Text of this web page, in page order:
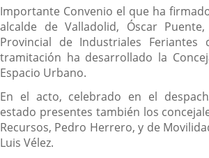
Descripción
Importante Convenio el que ha
alcalde de Valladolid, Óscar
Provincial de Industriales Feriantes
tramitación ha desarrollado la
Espacio Urbano.
En el acto, celebrado en el
estado presentes también los
Recursos, Pedro Herrero, y de
Luis Vélez.